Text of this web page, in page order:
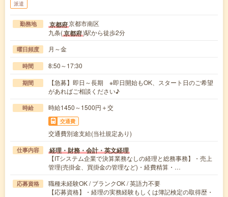
派遣
勤務地 京都府京都市南区
九条(京都府)駅から徒歩2分
曜日頻度 月～金
時間 8:50～17:30
期間
【急募】即日～長期 ※即日開始もOK、スタート日のご希望
があればご相談ください♪
時給 時給1450～1500円＋交
交通費
交通費別途支給(当社規定あり)
仕事内容 経理・財務・会計・英文経理
【ITシステム企業で決算業務なしの経理と総務事務】・売上
管理(売掛金、買掛金の管理など)・経費精算・…
応募資格
職種未経験OK / ブランクOK / 英語力不要
【応募資格】・経理の実務経験もしくは簿記検定の取得歴・